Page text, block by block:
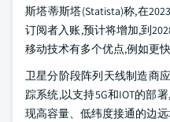
斯塔蒂斯塔(Statista)称,在
订阅者入账,预计将增加,到
移动技术有多个优点,例如更
卫星分阶段阵列天线制造商
踪系统,以支持5G和IOT的部
现高容量、低纬度接通的边远